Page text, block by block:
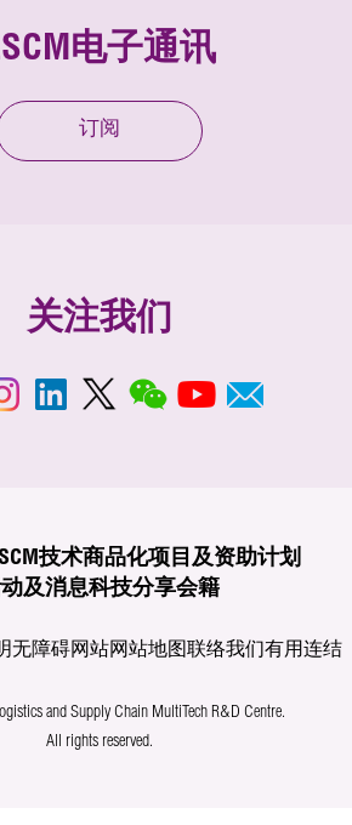
电子通讯
订阅
关注我们
技术商品化项目及资助计划
及消息科技分享会籍
无障碍网站网站地图联络我们有用连结
and Supply Chain MultiTech R&D Centre.
All rights reserved.